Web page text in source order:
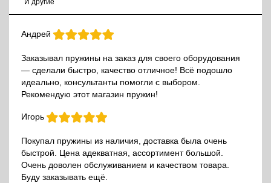
И другие
Андрей
Заказывал пружины на заказ для своего оборудования
— сделали быстро, качество отличное! Всё подошло
идеально, консультанты помогли с выбором.
Рекомендую этот магазин пружин!
Игорь
Покупал пружины из наличия, доставка была очень
быстрой. Цена адекватная, ассортимент большой.
Очень доволен обслуживанием и качеством товара.
Буду заказывать ещё.